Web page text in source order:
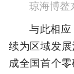
琼海博鳌
与此相
续为区域发
成全国首个